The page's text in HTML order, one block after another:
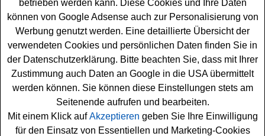
Wer gern eine tolle Heißluft Fritteuse gewinnenmöchte,
sollte an dem kostenlosen Madame Gewinnspiel
teilnehmen. Verlost werden drei Heißluftfritteusen im
Gesamtwert von ca. 1.000 Euro - und Sie können mit
etwas Glück eine solche Fritteuse gewinnen. Um an dem
Gewinnspiel von Madame.de teilzunehmen, brauchen
Sie nur flink die kleine Preisfrage richtig zu beantworten
und können sich dann Ihre Chance sichern. Viel Erfolg!
betrieben werden kann. Diese Cookies und Ihre Daten
können von Google Adsense auch zur Personalisierung von
Werbung genutzt werden. Eine detaillierte Übersicht der
verwendeten Cookies und persönlichen Daten finden Sie in
der Datenschutzerklärung. Bitte beachten Sie, dass mit Ihrer
Zustimmung auch Daten an Google in die USA übermittelt
werden können. Sie können diese Einstellungen stets am
Seitenende aufrufen und bearbeiten.
Mit einem Klick aufAkzeptieren geben Sie Ihre Einwilligung
für den Einsatz von Essentiellen und Marketing-Cookies